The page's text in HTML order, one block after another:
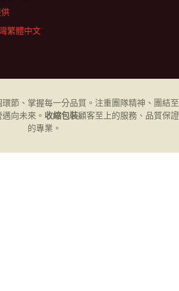
繁體中文
環節、掌握每一分品質。注重團隊精神、團結至
向未來。 收縮包裝顧客至上的服務、品質保證
的專業。